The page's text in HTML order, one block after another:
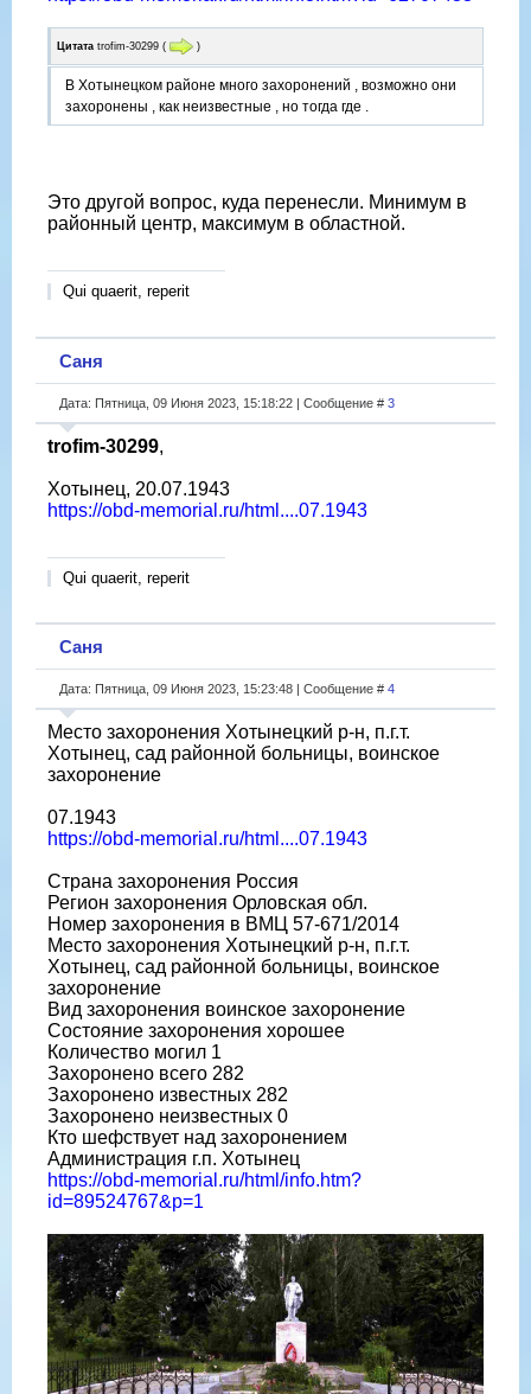
Цитата trofim-30299 ( )
В Хотынецком районе много захоронений , возможно они
захоронены , как неизвестные , но тогда где .
Это другой вопрос, куда перенесли. Минимум в
районный центр, максимум в областной.
Qui quaerit, reperit
Саня
Дата: Пятница, 09 Июня 2023, 15:18:22 | Сообщение # 3
trofim-30299,
Хотынец, 20.07.1943
https://obd-memorial.ru/html....07.1943
Qui quaerit, reperit
Саня
Дата: Пятница, 09 Июня 2023, 15:23:48 | Сообщение # 4
Место захоронения Хотынецкий р-н, п.г.т.
Хотынец, сад районной больницы, воинское
захоронение
07.1943
https://obd-memorial.ru/html....07.1943
Страна захоронения Россия
Регион захоронения Орловская обл.
Номер захоронения в ВМЦ 57-671/2014
Место захоронения Хотынецкий р-н, п.г.т.
Хотынец, сад районной больницы, воинское
захоронение
Вид захоронения воинское захоронение
Состояние захоронения хорошее
Количество могил 1
Захоронено всего 282
Захоронено известных 282
Захоронено неизвестных 0
Кто шефствует над захоронением
Администрация г.п. Хотынец
https://obd-memorial.ru/html/info.htm?
id=89524767&p=1